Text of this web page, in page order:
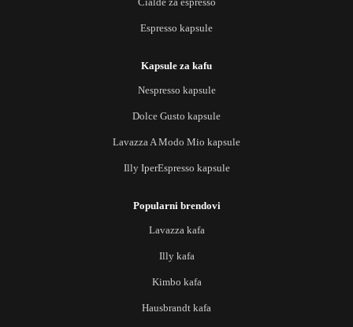
Espresso kapsule
Kapsule za kafu
Nespresso kapsule
Dolce Gusto kapsule
Lavazza A Modo Mio kapsule
Illy IperEspresso kapsule
Popularni brendovi
Lavazza kafa
Illy kafa
Kimbo kafa
Hausbrandt kafa